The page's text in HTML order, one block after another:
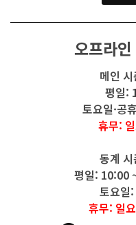
오프라
메인
평일:
토요일·공
휴무:
동계
평일: 10:00
토요일
휴무: 일